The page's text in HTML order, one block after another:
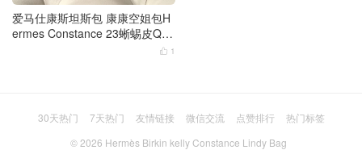
爱马仕康斯坦斯包 康康空姐包H
ermes Constance 23蜥蜴皮Q5
 1
30天热门 7天热门 友情链接 微信交流 点赞排行
热门标签
© 2026 Hermès Birkin kelly Constance Lindy Bag